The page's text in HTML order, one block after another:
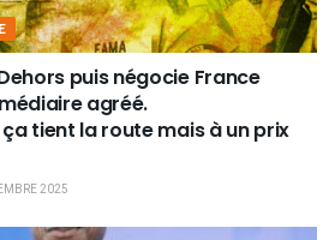
puis négocie France
agréé.
tient la route mais à un prix
2025